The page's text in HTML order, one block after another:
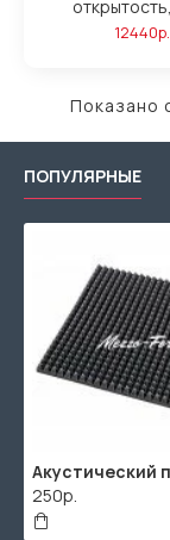
12440р.
Показано
ПОПУЛЯРНЫЕ
250р.